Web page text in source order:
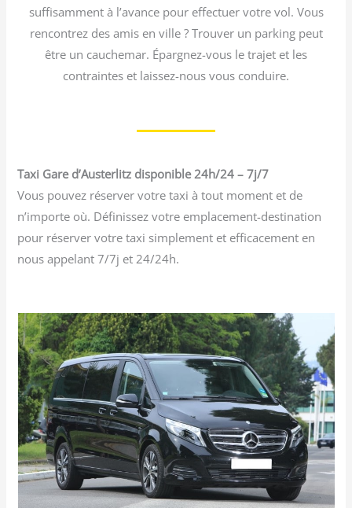
suffisamment à l’avance pour effectuer votre vol. Vous
rencontrez des amis en ville ? Trouver un parking peut
être un cauchemar. Épargnez-vous le trajet et les
contraintes et laissez-nous vous conduire.
Taxi Gare d’Austerlitz disponible 24h/24 – 7j/7
Vous pouvez réserver votre taxi à tout moment et de
n’importe où. Définissez votre emplacement-destination
pour réserver votre taxi simplement et efficacement en
nous appelant 7/7j et 24/24h.